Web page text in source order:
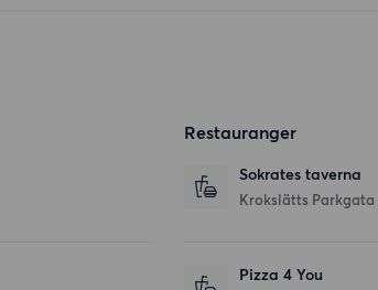
Restauranger
Sokrates taverna
Krokslätts Parkgata
Pizza 4 You